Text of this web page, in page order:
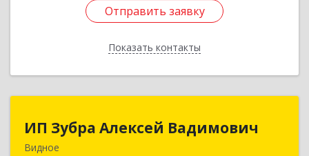
Отправить заявку
Показать контакты
Отправить заявку
Назад
ИП Зубра Алексей Вадимович
Видное
ИП Зубра Алексей Вадимович